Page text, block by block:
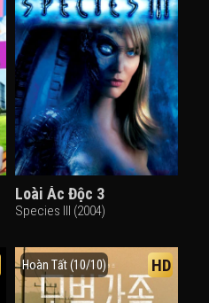
Loài Ác Độc 3
Species III (2004)
Hoàn Tất (10/10) HD